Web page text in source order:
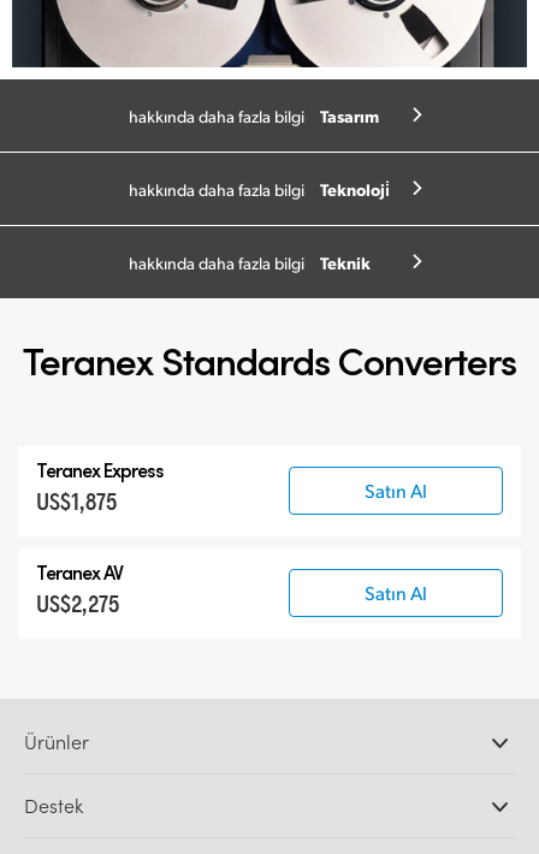
hakkında daha fazla bilgi Tasarım
hakkında daha fazla bilgi Teknoloji̇
hakkında daha fazla bilgi Teknik
Teranex Standards Converters
Teranex Express
US$1,875 Satın Al
Teranex AV
US$2,275 Satın Al
Ürünler
DaVinci Resolve ve Fusion Yazılımı
Destek